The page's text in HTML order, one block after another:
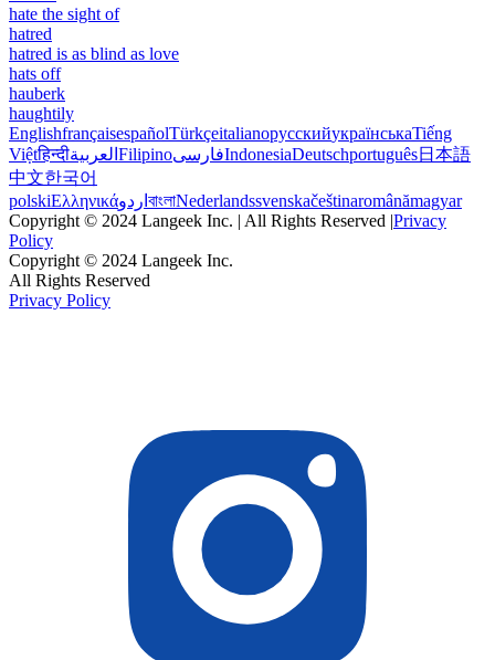
hate the sight of
hatred
hatred is as blind as love
hats off
hauberk
haughtily
EnglishfrançaisespañolTürkçeitalianoрусскийукраїнськаTiếng
Việtहिन्दीالعربية FilipinoفارسیIndonesiaDeutschportuguês日本語
中文한국어
polskiΕλληνικάاردو বাংলাNederlandssvenskačeštinaromânămagyar
Copyright © 2024 Langeek Inc. | All Rights Reserved |Privacy
Policy
Copyright © 2024 Langeek Inc.
All Rights Reserved
Privacy Policy